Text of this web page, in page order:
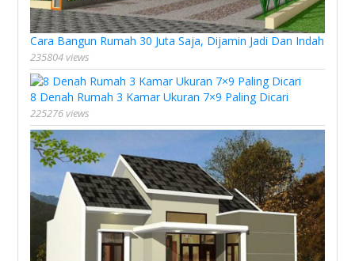
Cara Bangun Rumah 30 Juta Saja, Dijamin Jadi Dan Indah
235804 views
8 Denah Rumah 3 Kamar Ukuran 7×9 Paling Dicari
225276 views